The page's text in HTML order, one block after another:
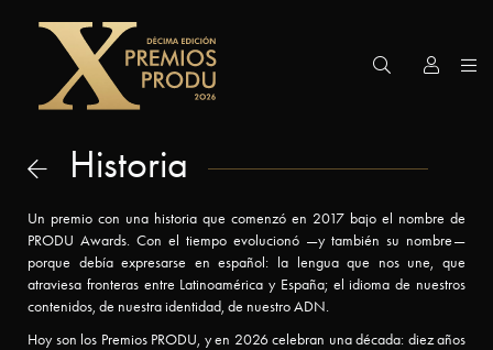
Premios
PRODU
Edición
2026
Gran
Historia
Un premio con una historia que comenzó en 2017 bajo el nombre de
PRODU Awards. Con el tiempo evolucionó —y también su nombre—
porque debía expresarse en español: la lengua que nos une, que
atraviesa fronteras entre Latinoamérica y España; el idioma de nuestros
contenidos, de nuestra identidad, de nuestro ADN.
Hoy son los Premios PRODU, y en 2026 celebran una década: diez años